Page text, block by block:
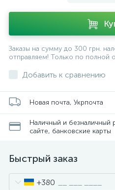
Заказы на сумму до 300 грн.
отправляем! Только по полной
Добавить к сравнению
Новая почта, Укрпочта
Наличный и безналичный
сайте, банковские карты
Быстрый заказ
+380